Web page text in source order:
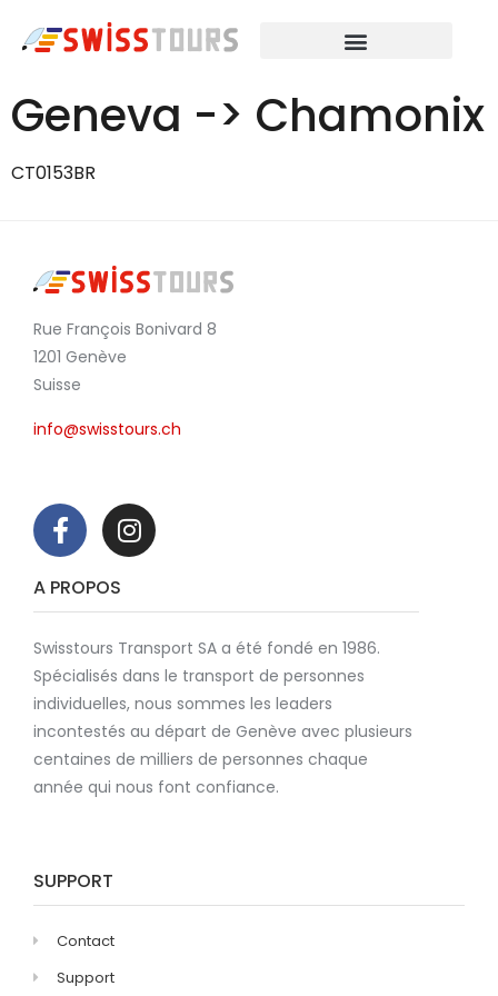
Geneva -> Chamonix
CT0153BR
Rue François Bonivard 8
1201 Genève
Suisse
info@swisstours.ch
A PROPOS
Swisstours Transport SA a été fondé en 1986.
Spécialisés dans le transport de personnes
individuelles, nous sommes les leaders
incontestés au départ de Genève avec plusieurs
centaines de milliers de personnes chaque
année qui nous font confiance.
SUPPORT
Contact
Support